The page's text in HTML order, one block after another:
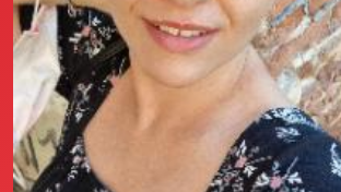
La fondatrice Valeria Pilla
Annunci Donne
Agenzia matrimoniale Club di Più
Love Notebook